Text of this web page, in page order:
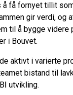
få fornyet tillit
gir verdi, og
til å bygge
i Bouvet.
aktivt i varierte
bistand til
utvikling.